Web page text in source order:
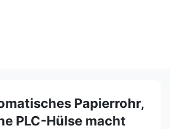
Papierrohr,
PLC-Hülse macht